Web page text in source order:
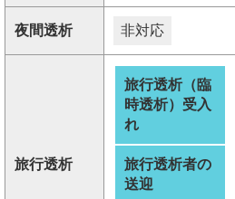
夜間透析 非対応
旅行透析
旅行透析（臨
時透析）受入
れ
旅行透析者の
送迎